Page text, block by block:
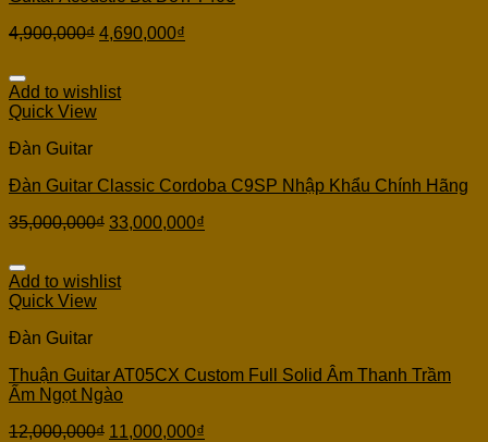
4,900,000₫ 4,690,000₫
Add to wishlist
Quick View
Đàn Guitar
Đàn Guitar Classic Cordoba C9SP Nhập Khẩu Chính Hãng
35,000,000₫ 33,000,000₫
Add to wishlist
Quick View
Đàn Guitar
Thuận Guitar AT05CX Custom Full Solid Âm Thanh Trầm
Ấm Ngọt Ngào
12,000,000₫ 11,000,000₫